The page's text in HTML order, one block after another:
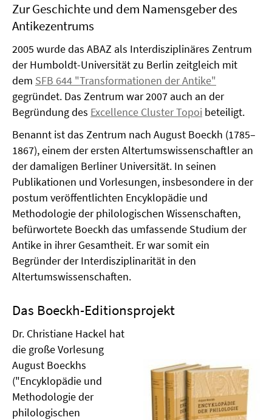
Zur Geschichte und dem Namensgeber des
Antikezentrums
2005 wurde das ABAZ als Interdisziplinäres Zentrum
der Humboldt-Universität zu Berlin zeitgleich mit
dem SFB 644 "Transformationen der Antike"
gegründet. Das Zentrum war 2007 auch an der
Begründung des Excellence Cluster Topoi beteiligt.
Benannt ist das Zentrum nach August Boeckh (1785–
1867), einem der ersten Altertumswissenschaftler an
der damaligen Berliner Universität. In seinen
Publikationen und Vorlesungen, insbesondere in der
postum veröffentlichten Encyklopädie und
Methodologie der philologischen Wissenschaften,
befürwortete Boeckh das umfassende Studium der
Antike in ihrer Gesamtheit. Er war somit ein
Begründer der Interdisziplinarität in den
Altertumswissenschaften.
Das Boeckh-Editionsprojekt
Dr. Christiane Hackel hat
die große Vorlesung
August Boeckhs
("Encyklopädie und
Methodologie der
philologischen